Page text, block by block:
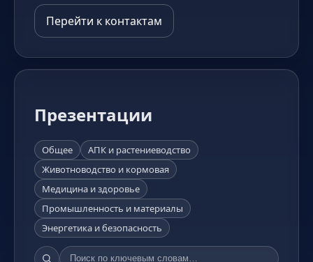
Перейти к контактам
Презентации
Общее
АПК и растениеводство
Животноводство и кормовая
Медицина и здоровье
Промышленность и материалы
Энергетика и безопасность